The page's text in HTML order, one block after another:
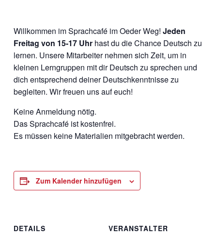
Willkommen im Sprachcafé im Oeder Weg! Jeden
Freitag von 15-17 Uhr hast du die Chance Deutsch zu
lernen. Unsere Mitarbeiter nehmen sich Zeit, um in
kleinen Lerngruppen mit dir Deutsch zu sprechen und
dich entsprechend deiner Deutschkenntnisse zu
begleiten. Wir freuen uns auf euch!
Keine Anmeldung nötig.
Das Sprachcafé ist kostenfrei.
Es müssen keine Materialien mitgebracht werden.
Zum Kalender hinzufügen
DETAILS
VERANSTALTER